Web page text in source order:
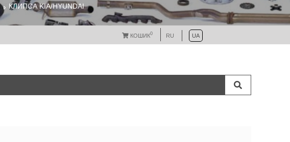
КЛИПСА KIA/HYUNDAI
КОШИК0 RU UA